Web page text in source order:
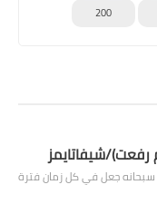
200
شيفاتايمز
سبحانه جعل في كل زمان فترة